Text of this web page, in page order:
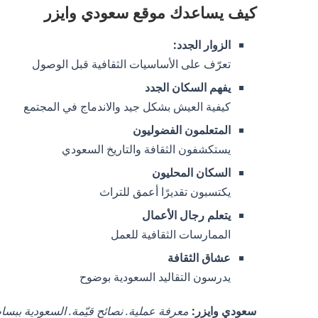
كيف يساعدك موقع سعودي وايزر
الزوار الجدد:
تعرّف على الأساسيات الثقافية قبل الوصول
يفهم السكان الجدد
كيفية العيش بشكل جيد والاندماج في المجتمع
المتعلمون الفضوليون
يستكشفون الثقافة والتاريخ السعودي
السكان المحليون
يكتسبون تقديرًا أعمق للتراث
يتعلم رجال الأعمال
الممارسات الثقافية للعمل
عشاق الثقافة
يدرسون التقاليد السعودية بوضوح
سعودي وايزر: معرفة عملية. نصائح قيّمة. السعودية